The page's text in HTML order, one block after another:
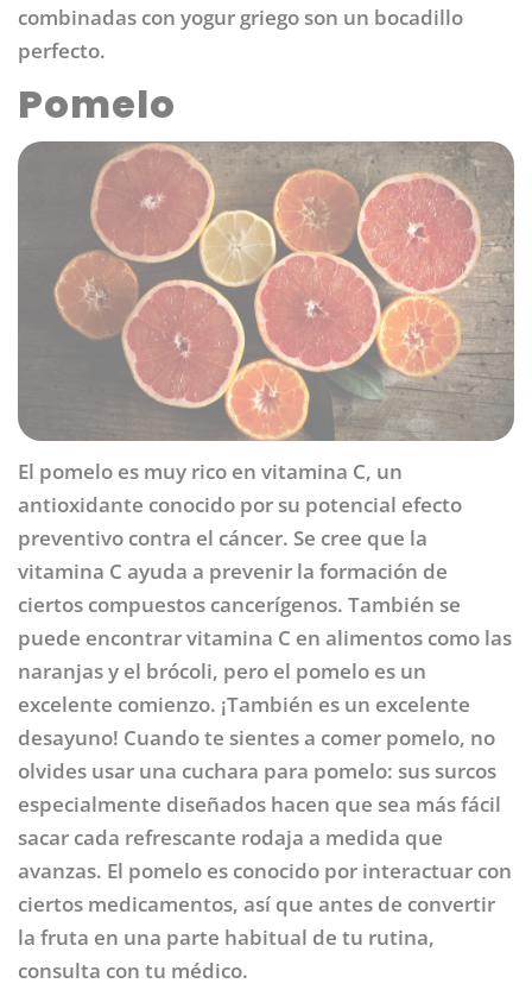
combinadas con yogur griego son un bocadillo
perfecto.
Pomelo
El pomelo es muy rico en vitamina C, un
antioxidante conocido por su potencial efecto
preventivo contra el cáncer. Se cree que la
vitamina C ayuda a prevenir la formación de
ciertos compuestos cancerígenos. También se
puede encontrar vitamina C en alimentos como las
naranjas y el brócoli, pero el pomelo es un
excelente comienzo. ¡También es un excelente
desayuno! Cuando te sientes a comer pomelo, no
olvides usar una cuchara para pomelo: sus surcos
especialmente diseñados hacen que sea más fácil
sacar cada refrescante rodaja a medida que
avanzas. El pomelo es conocido por interactuar con
ciertos medicamentos, así que antes de convertir
la fruta en una parte habitual de tu rutina,
consulta con tu médico.